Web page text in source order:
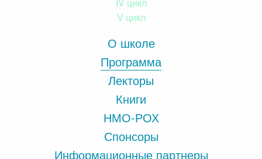
V цикл
О школе
Программа
Лекторы
Книги
НМО-РОХ
Спонсоры
Информационные партнеры